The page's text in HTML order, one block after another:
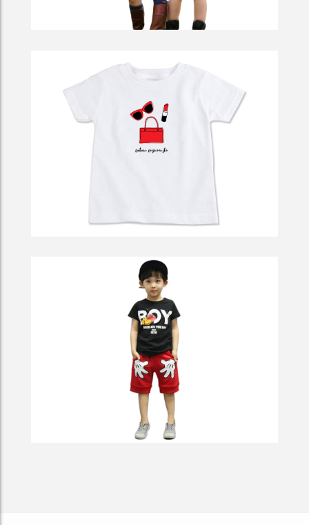
So To Deliberately Render
Occasionally The First Oration